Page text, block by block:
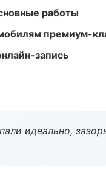
работы
премиум-
запись
идеально,